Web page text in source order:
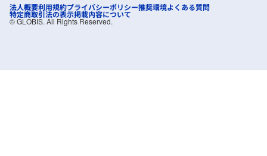
法人概要利用規約プライバシーポリシー推奨環境よくある質問
特定商取引法の表示掲載内容について
©︎ GLOBIS. All Rights Reserved.